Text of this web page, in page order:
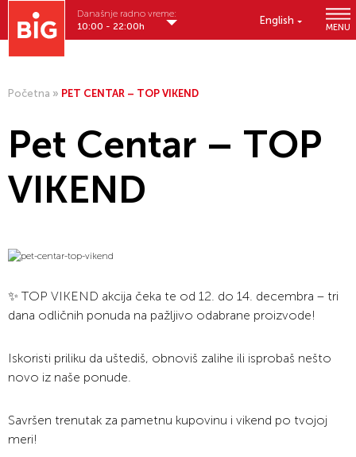
English
MENU
Današnje radno vreme:
10:00 - 22:00h
Početna » PET CENTAR – TOP VIKEND
Pet Centar – TOP
VIKEND
✨ TOP VIKEND akcija čeka te od 12. do 14. decembra – tri
dana odličnih ponuda na pažljivo odabrane proizvode!
Iskoristi priliku da uštediš, obnoviš zalihe ili isprobaš nešto
novo iz naše ponude.
Savršen trenutak za pametnu kupovinu i vikend po tvojoj
meri!